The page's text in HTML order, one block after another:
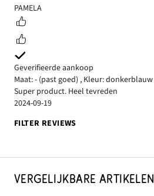
5
PAMELA
Geverifieerde aankoop
Maat: - (past goed) , Kleur: donkerblauw
Super product. Heel tevreden
2024-09-19
FILTER REVIEWS
VERGELIJKBARE ARTIKELEN